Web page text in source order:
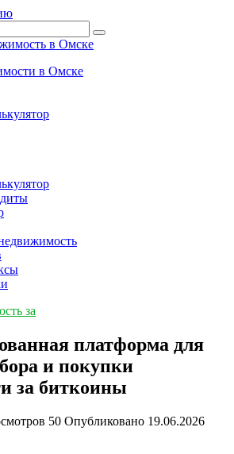
в Омске
за
платформа для
и покупки
за биткоины
50 Опубликовано 19.06.2026